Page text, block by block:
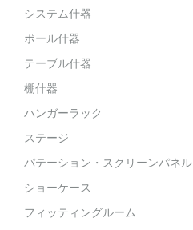
システム什器
ポール什器
テーブル什器
棚什器
ハンガーラック
ステージ
パテーション・スクリーンパネル
ショーケース
フィッティングルーム